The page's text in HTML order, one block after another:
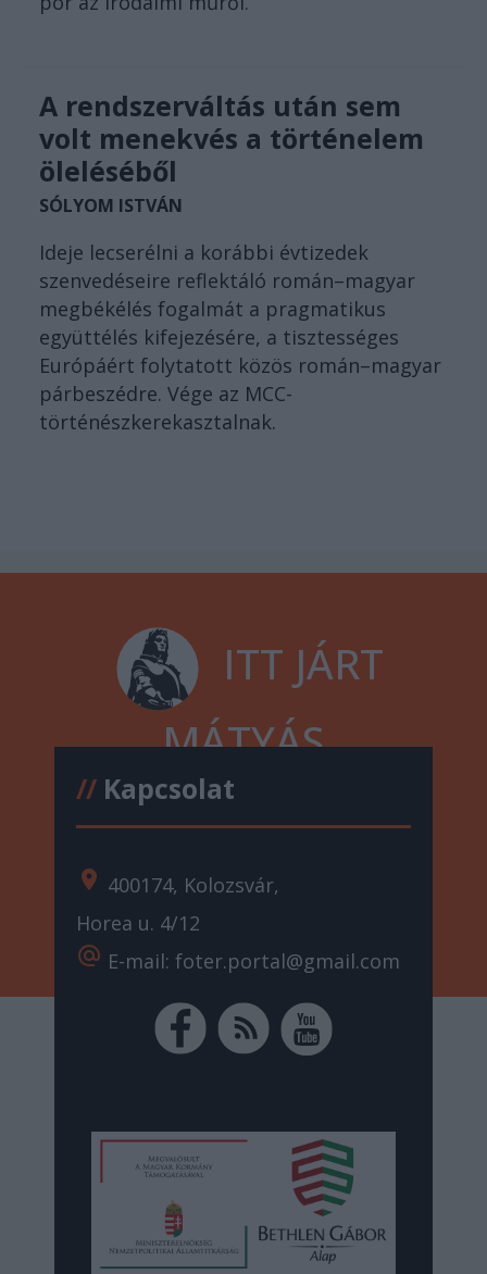
A rendszerváltás után sem
volt menekvés a történelem
öleléséből
SÓLYOM ISTVÁN
Ideje lecserélni a korábbi évtizedek
szenvedéseire reflektáló román–magyar
megbékélés fogalmát a pragmatikus
együttélés kifejezésére, a tisztességes
Európáért folytatott közös román–magyar
párbeszédre. Vége az MCC-
történészkerekasztalnak.
ITT JÁRT
MÁTYÁS
//Kapcsolat
location_on 400174, Kolozsvár,
Horea u. 4/12
alternate_email E-mail: foter.portal@gmail.com